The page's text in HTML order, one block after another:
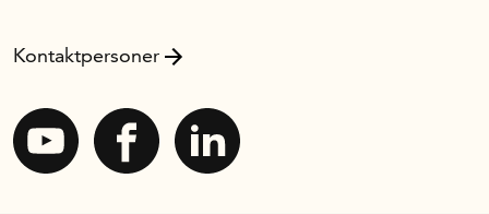
Kontaktpersoner